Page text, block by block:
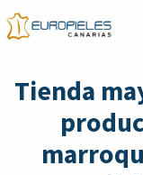
Tienda